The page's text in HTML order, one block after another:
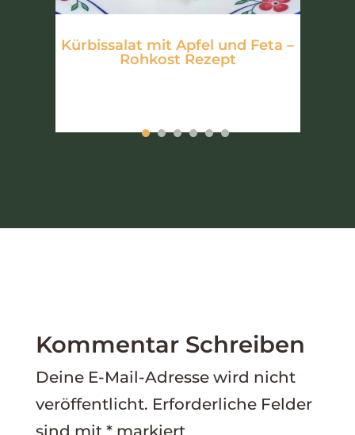
Kürbissalat mit Apfel und Feta –
Rohkost Rezept
Kommentar Schreiben
Deine E-Mail-Adresse wird nicht
veröffentlicht. Erforderliche Felder
sind mit *markiert